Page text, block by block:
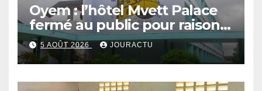
Oyem : l’hôtel Mvett Palace
fermé au public pour raison
des travaux
5 AOÛT 2026 JOURACTU